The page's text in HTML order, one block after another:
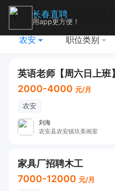
农安 职位类别
英语老师【周六日上班】
2000-4000 元/月
农安
刘海
农安县农安镇玖美画室
家具厂招聘木工
7000-12000 元/月
长春直聘
用app更方便！